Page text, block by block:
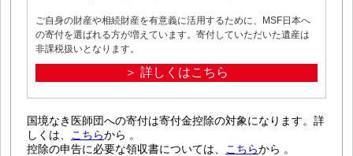
ご自身の財産や相続財産を有意義に活用するために、MSF日本へ
の寄付を選ばれる方が増えています。寄付していただいた遺産は
非課税扱いとなります。
＞ 詳しくはこちら
国境なき医師団への寄付は寄付金控除の対象になります。詳
しくは、
こちらから 。
控除の申告に必要な領収書については、
こちらから 。